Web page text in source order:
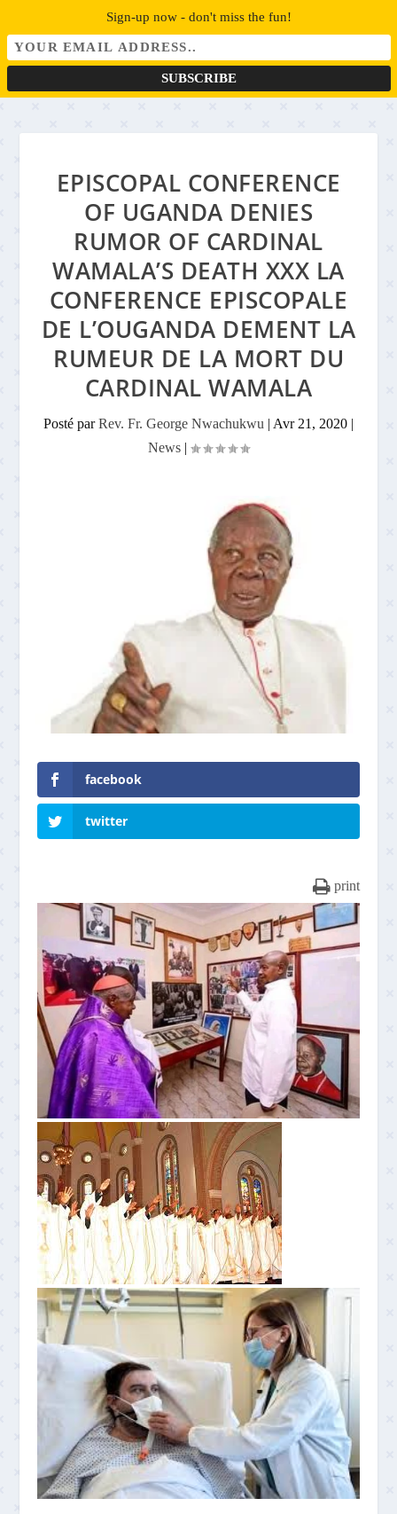
EPISCOPAL CONFERENCE
OF UGANDA DENIES
RUMOR OF CARDINAL
WAMALA’S DEATH XXX LA
CONFERENCE EPISCOPALE
DE L’OUGANDA DEMENT LA
RUMEUR DE LA MORT DU
CARDINAL WAMALA
Posté parRev. Fr. George Nwachukwu | Avr 21, 2020 |
News |
facebook
twitter
print
Sign-up now - don't miss the fun!